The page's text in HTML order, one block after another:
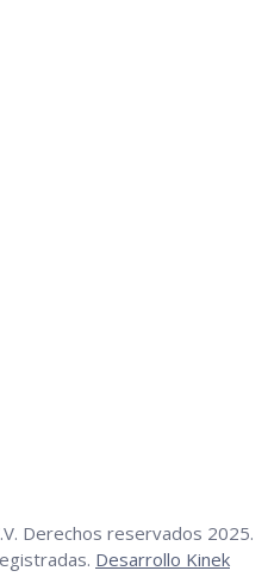
Derechos reservados 2025.
Desarrollo Kinek